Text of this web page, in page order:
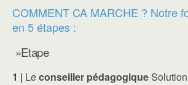
COMMENT CA MARCHE ? Notre
en 5 étapes :
»Etape
1 | Leconseiller pédagogique